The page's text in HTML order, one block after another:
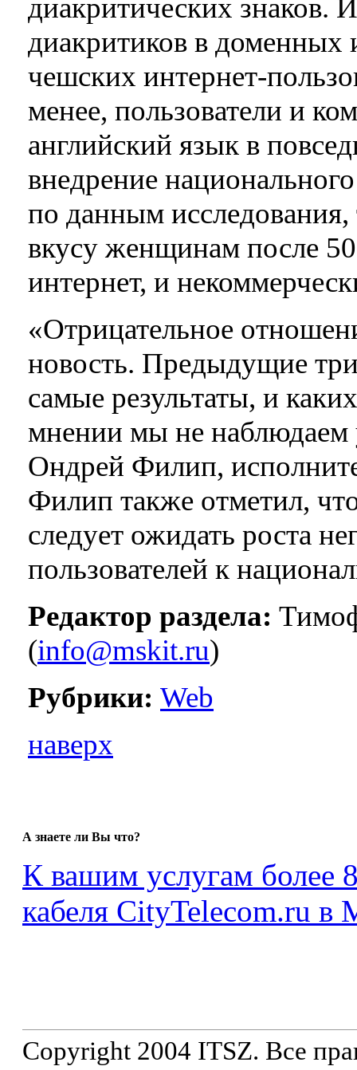
диакритических знаков.
диакритиков в доменных
чешских интернет-
менее, пользователи и
английский язык в
внедрение
по данным исследования,
вкусу женщинам после
интернет, и
«Отрицательное
новость. Предыдущие
самые результаты, и
мнении мы не наблюдаем
Ондрей Филип,
Филип также отметил,
следует ожидать роста
пользователей к
Редактор раздела:
(info@mskit.ru)
Рубрики: Web
наверх
А знаете ли Вы что?
К вашим услугам более
кабеля CityTelecom.ru в
Copyright 2004 ITSZ. Все